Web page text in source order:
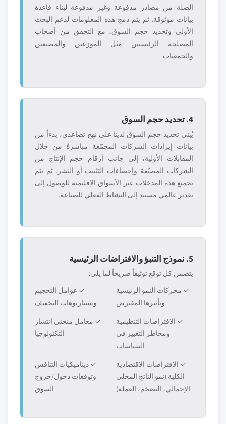
الصلة من مصادر مدفوعة وغير مدفوعة لبناء قاعدة
بيانات موثوقة. ثم يتم دمج هذه المعلومات لدعم البحث
الأولي وتحديد حجم السوق، مع التحقق من أصحاب
المصلحة الرئيسيين مثل الموزعين والمصنعين
والجمعيات.
4. تحديد حجم السوق
يُبنى تحديد حجم السوق لدينا على نهج تصاعدي، بدءاً من
بيانات إيرادات الشركات المجمّعة مباشرةً من خلال
المقابلات الأولية، إلى جانب أرقام حجم الإنتاج من
الشركات المصنّعة وإحصاءات التثبيت أو النشر. ثم يتم
تجميع هذه المدخلات عبر الأسواق الإقليمية للوصول إلى
تقدير عالمي مستند إلى النشاط الفعلي للصناعة.
5. نموذج التنبؤ والافتراضات الرئيسية
يتضمن كل توقع توثيقاً صريحاً لما يلي:
✓ محركات النمو الرئيسية
وتأثيرها المفترض
✓ عوامل التحجيم
وسيناريوهات التخفيف
✓ الافتراضات التنظيمية
ومخاطر التغيير في
السياسات
✓ معامل منحنى انتشار
التكنولوجيا
✓ الافتراضات الاقتصادية
الكلية (نمو الناتج المحلي
الإجمالي، التضخم، العملة)
✓ ديناميكيات التنافس
وتوقعات دخول/خروج
السوق